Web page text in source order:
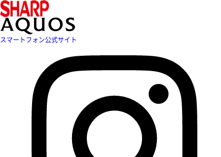
スマートフォン公式サイト